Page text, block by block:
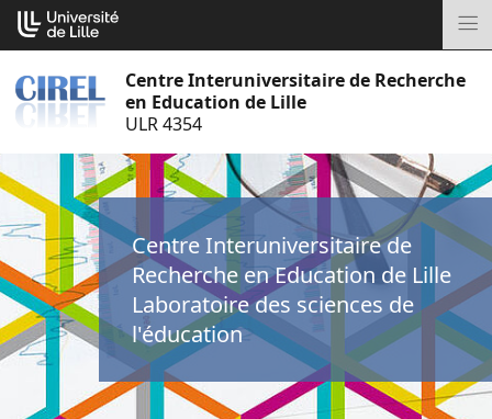
Aller
au
Centre Interuniversitaire de Recherche
en Education de Lille
ULR 4354
Centre Interuniversitaire de
Recherche en Education de Lille
Laboratoire des sciences de
l'éducation
Cookies management panel